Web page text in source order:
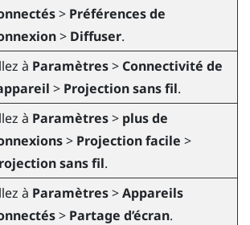
> Préférences de
> Diffuser.
à Paramètres> Connectivité de
> Projection sans fil.
à Paramètres> plus de
> Projection facile >
sans fil.
à Paramètres>Appareils
> Partage d’écran.